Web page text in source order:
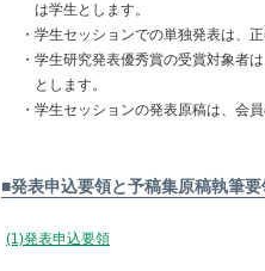
は学生とします。
・学生セッションでの単独発表は、正
・学生研究発表優秀賞の受賞対象者
とします。
・学生セッションの発表原稿は、会員
■発表申込要領と予稿集原稿執筆要
(1)発表申込要領